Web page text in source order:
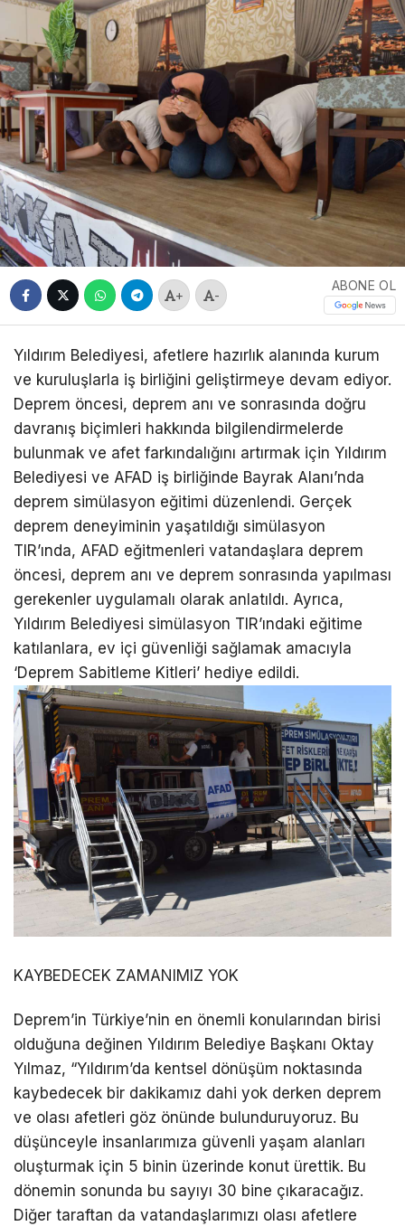
+ -
ABONE OL
Yıldırım Belediyesi, afetlere hazırlık alanında kurum
ve kuruluşlarla iş birliğini geliştirmeye devam ediyor.
Deprem öncesi, deprem anı ve sonrasında doğru
davranış biçimleri hakkında bilgilendirmelerde
bulunmak ve afet farkındalığını artırmak için Yıldırım
Belediyesi ve AFAD iş birliğinde Bayrak Alanı’nda
deprem simülasyon eğitimi düzenlendi. Gerçek
deprem deneyiminin yaşatıldığı simülasyon
TIR’ında, AFAD eğitmenleri vatandaşlara deprem
öncesi, deprem anı ve deprem sonrasında yapılması
gerekenler uygulamalı olarak anlatıldı. Ayrıca,
Yıldırım Belediyesi simülasyon TIR’ındaki eğitime
katılanlara, ev içi güvenliği sağlamak amacıyla
‘Deprem Sabitleme Kitleri’ hediye edildi.
KAYBEDECEK ZAMANIMIZ YOK
Deprem’in Türkiye’nin en önemli konularından birisi
olduğuna değinen Yıldırım Belediye Başkanı Oktay
Yılmaz, “Yıldırım’da kentsel dönüşüm noktasında
kaybedecek bir dakikamız dahi yok derken deprem
ve olası afetleri göz önünde bulunduruyoruz. Bu
düşünceyle insanlarımıza güvenli yaşam alanları
oluşturmak için 5 binin üzerinde konut ürettik. Bu
dönemin sonunda bu sayıyı 30 bine çıkaracağız.
Diğer taraftan da vatandaşlarımızı olası afetlere